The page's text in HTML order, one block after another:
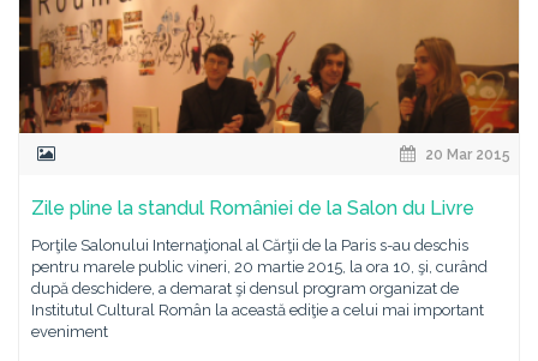
20 Mar 2015
Zile pline la standul României de la Salon du Livre
Porţile Salonului Internaţional al Cărţii de la Paris s-au deschis
pentru marele public vineri, 20 martie 2015, la ora 10, şi, curând
după deschidere, a demarat şi densul program organizat de
Institutul Cultural Român la această ediţie a celui mai important
eveniment